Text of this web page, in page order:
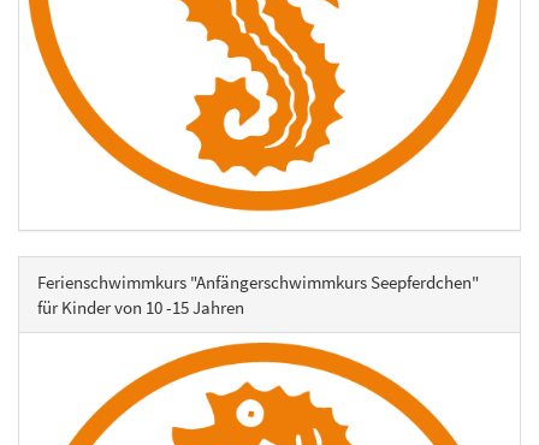
Ferienschwimmkurs "Anfängerschwimmkurs Seepferdchen"
für Kinder von 10 -15 Jahren